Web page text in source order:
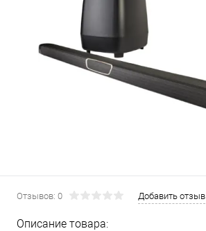
Отзывов: 0 Добавить отзыв
Описание товара: